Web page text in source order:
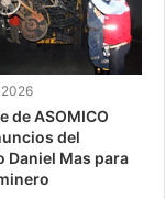
de ASOMICO
del
Daniel Mas para